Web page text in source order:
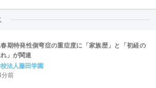
期特発性側弯症の重症度に「家族歴」と「初経の
」が関連
法人藤田学園
分前